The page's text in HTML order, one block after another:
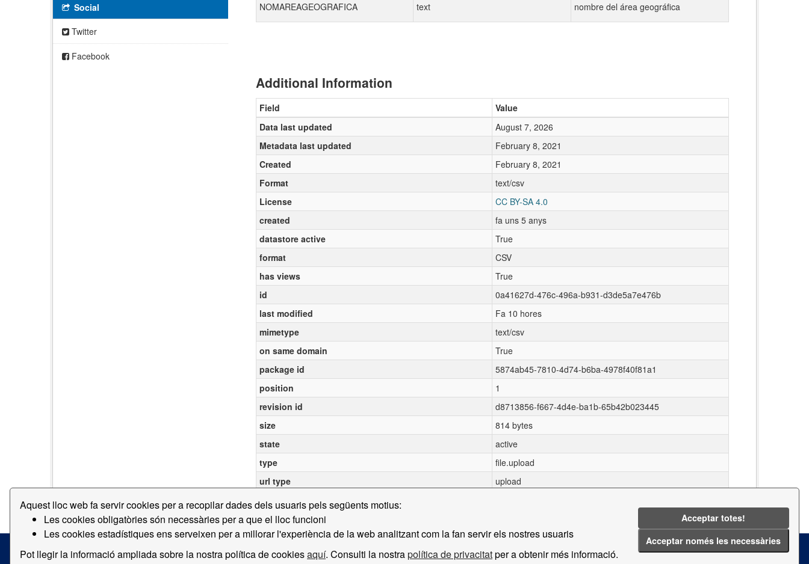
Aquest lloc web fa servir cookies per a recopilar dades dels usuaris pels següents motius:
Les cookies obligatòries són necessàries per a que el lloc funcioni
Les cookies estadístiques ens serveixen per a millorar l'experiència de la web analitzant com la fan servir els nostres usuaris
Pot llegir la informació ampliada sobre la nostra política de cookiesaquí. Consulti la nostrapolítica de privacitatper a obtenir més informació.
Acceptar totes!
Acceptar només les necessàries
Social
Twitter
Facebook
NOMAREAGEOGRAFICA text nombre del área geográfica
Additional Information
Field
Value
Data last updated
August 7, 2026
Metadata last updated
February 8, 2021
Created
February 8, 2021
Format
text/csv
License
CC BY-SA 4.0
created
fa uns 5 anys
datastore active
True
format
CSV
has views
True
id
0a41627d-476c-496a-b931-d3de5a7e476b
last modified
Fa 10 hores
mimetype
text/csv
on same domain
True
package id
5874ab45-7810-4d74-b6ba-4978f40f81a1
position
1
revision id
d8713856-f667-4d4e-ba1b-65b42b023445
size
814 bytes
state
active
type
file.upload
url type
upload
Terms and Conditions